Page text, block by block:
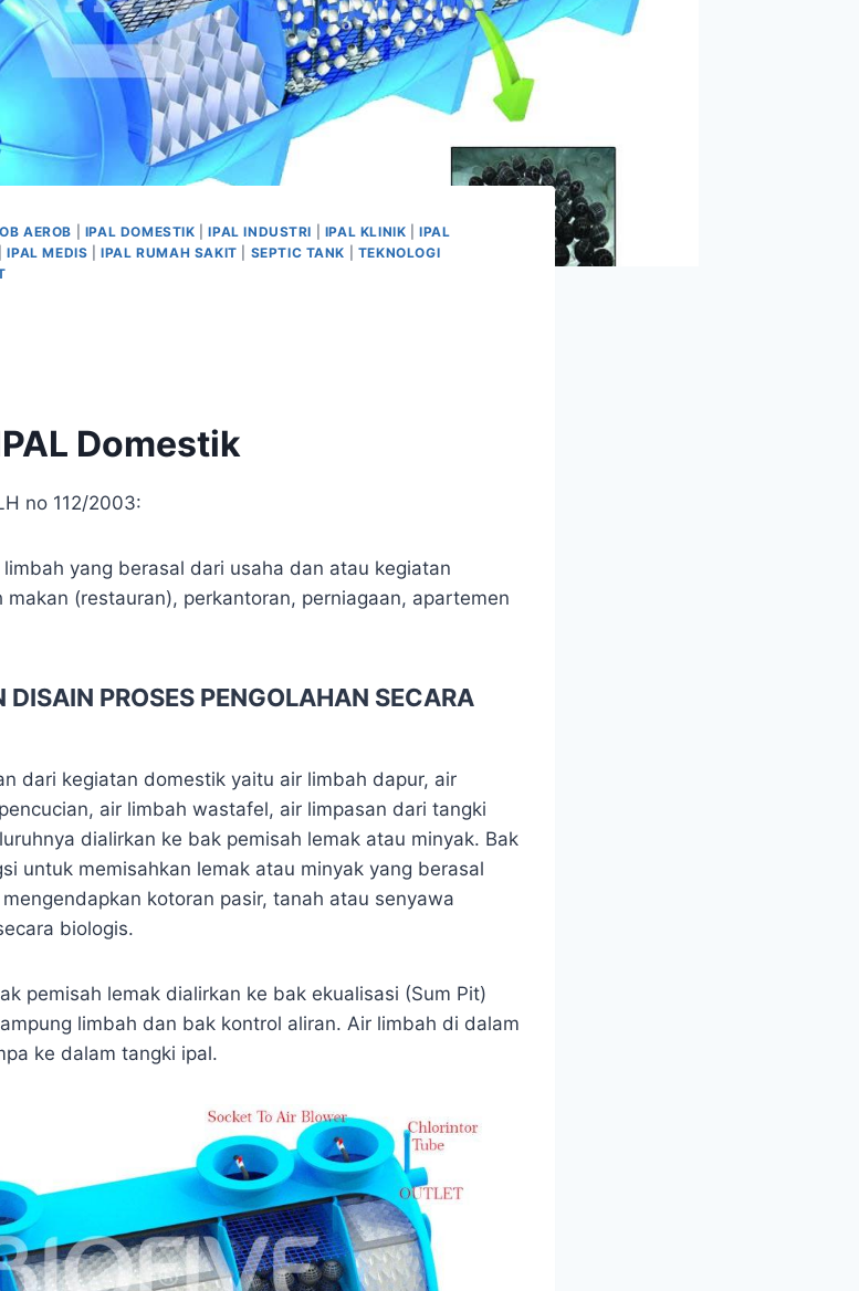
AEROB IPAL DOMESTIK |IPAL INDUSTRI IPAL KLINIK |IPAL
|IPAL MEDIS |IPAL RUMAH SAKIT SEPTIC TANK
TEKNOLOGI
Domestik
no 112/2003:
yang berasal dari usaha dan atau kegiatan
(restauran), perkantoran, perniagaan, apartemen
PROSES PENGOLAHAN SECARA
dari kegiatan domestik yaitu air limbah dapur, air
air limbah wastafel, air limpasan dari tangki
dialirkan ke bak pemisah lemak atau minyak. Bak
untuk memisahkan lemak atau minyak yang berasal
kotoran pasir, tanah atau senyawa
biologis.
pemisah lemak dialirkan ke bak ekualisasi (Sum Pit)
limbah dan bak kontrol aliran. Air limbah di dalam
ke dalam tangki ipal.